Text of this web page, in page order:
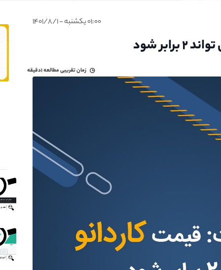
۰۱:۰۰ یکشنبه - ۱۴۰۱/۸/۱
شود
زمان تقریبی مطالعه۱دقیقه